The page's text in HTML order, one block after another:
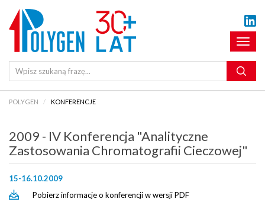
Pokaż
menu
POLYGEN KONFERENCJE
2009 - IV Konferencja "Analityczne
Zastosowania Chromatografii Cieczowej"
15-16.10.2009
Pobierz informacje o konferencji w wersji PDF